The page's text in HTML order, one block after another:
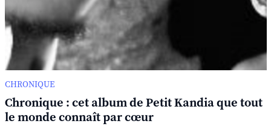
CHRONIQUE
Chronique : cet album de Petit Kandia que tout
le monde connaît par cœur